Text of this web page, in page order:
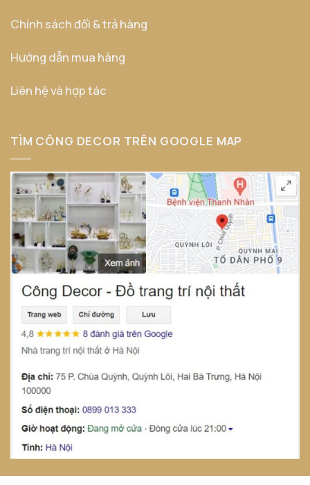
Chính sách đổi & trả hàng
Hướng dẫn mua hàng
Liên hệ và hợp tác
TÌM CÔNG DECOR TRÊN GOOGLE MAP